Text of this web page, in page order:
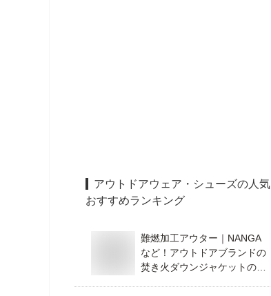
アウトドアウェア・シューズの人気
おすすめランキング
難燃加工アウター｜NANGA
など！アウトドアブランドの
焚き火ダウンジャケットのお